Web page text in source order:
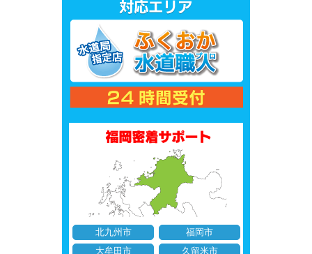
北九州市
福岡市
大牟田市
久留米市